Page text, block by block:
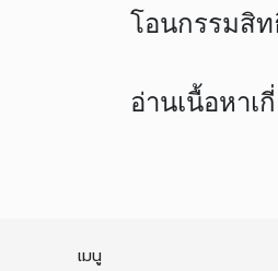
โอนกรรมสิ
อ่านเนื้อหาเ
เมนู